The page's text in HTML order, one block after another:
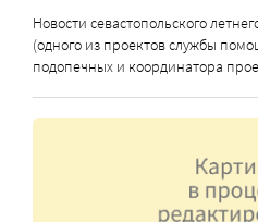
Новости севастопольского
(одного из проектов службы
подопечных и координатора